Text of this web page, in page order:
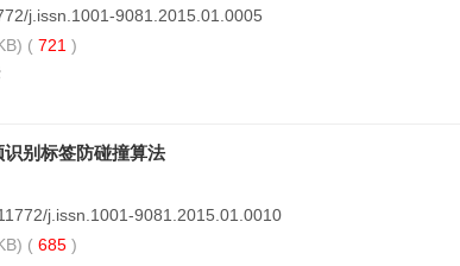
j.issn.1001-9081.2015.01.0005
( 721 )
别标签防碰撞算法
j.issn.1001-9081.2015.01.0010
( 685 )